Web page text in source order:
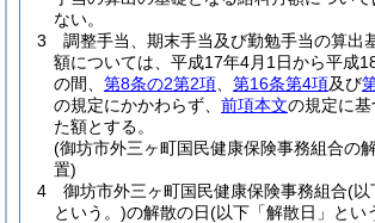
ない。
3
調整手当、期末手当及び勤勉手当の算出
額については、平成17年4月1日から平成
の間、 第8条の2第2項 第16条第4項及び
の規定にかかわらず、 前項本文の規定に
た額とする。
(御坊市外三ヶ町国民健康保険事務組合の
置)
4
御坊市外三ヶ町国民健康保険事務組合(以
という。)の解散の日(以下「解散日」とい